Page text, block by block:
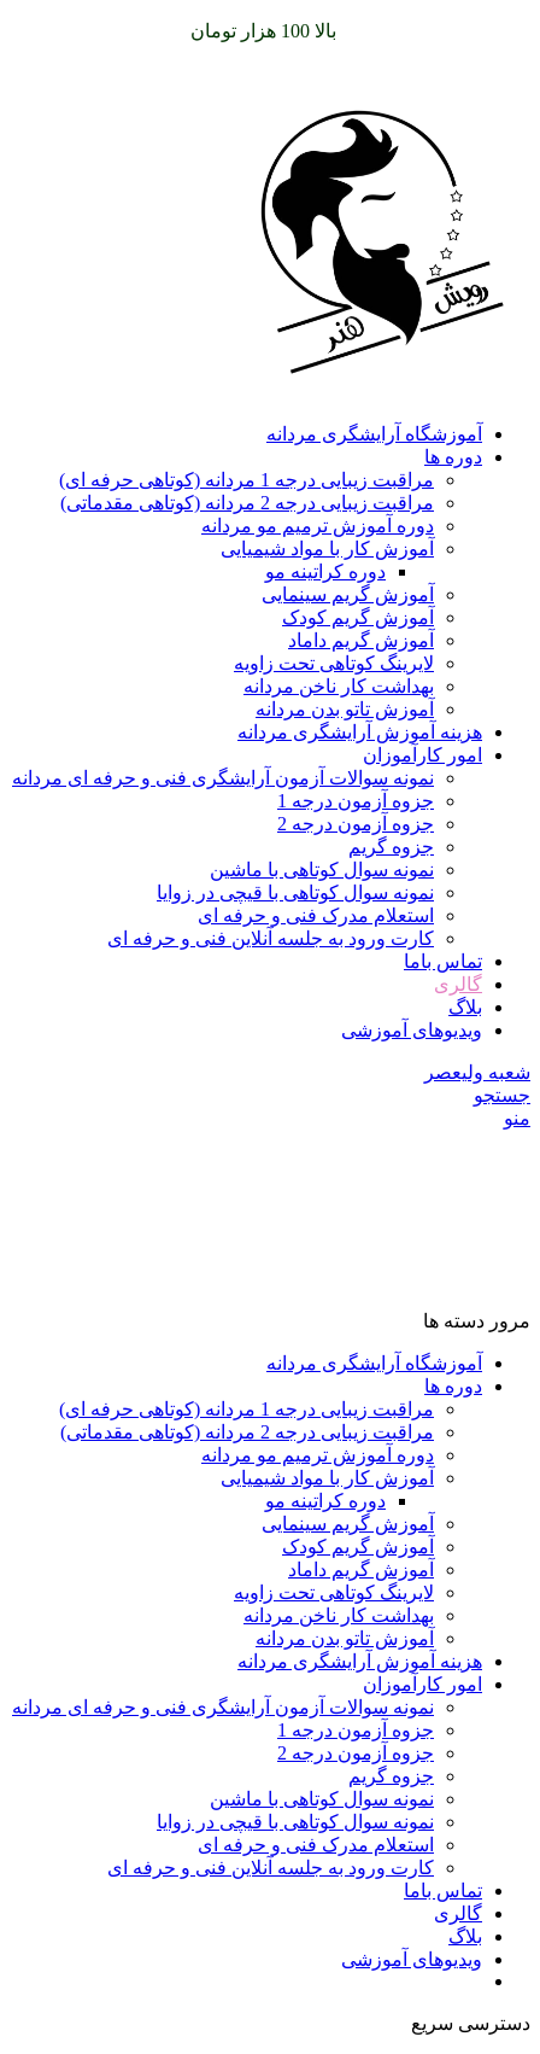
بالا 100 هزار تومان
آموزشگاه آرایشگری مردانه
دوره ها
مراقبت زیبایی درجه 1 مردانه (کوتاهی حرفه ای)
مراقبت زیبایی درجه 2 مردانه (کوتاهی مقدماتی)
دوره آموزش ترمیم مو مردانه
آموزش کار با مواد شیمیایی
دوره کراتینه مو
آموزش گریم سینمایی
آموزش گریم کودک
آموزش گریم داماد
لایرینگ کوتاهی تحت زاویه
بهداشت کار ناخن مردانه
آموزش تاتو بدن مردانه
هزینه آموزش آرایشگری مردانه
امور کارآموزان
نمونه سوالات آزمون آرایشگری فنی و حرفه ای مردانه
جزوه آزمون درجه 1
جزوه آزمون درجه 2
جزوه گریم
نمونه سوال کوتاهی با ماشین
نمونه سوال کوتاهی با قیچی در زوایا
استعلام مدرک فنی و حرفه ای
کارت ورود به جلسه آنلاین فنی و حرفه ای
تماس باما
گالری
بلاگ
ویدیوهای آموزشی
شعبه ولیعصر
جستجو
منو
مرور دسته ها
آموزشگاه آرایشگری مردانه
دوره ها
مراقبت زیبایی درجه 1 مردانه (کوتاهی حرفه ای)
مراقبت زیبایی درجه 2 مردانه (کوتاهی مقدماتی)
دوره آموزش ترمیم مو مردانه
آموزش کار با مواد شیمیایی
دوره کراتینه مو
آموزش گریم سینمایی
آموزش گریم کودک
آموزش گریم داماد
لایرینگ کوتاهی تحت زاویه
بهداشت کار ناخن مردانه
آموزش تاتو بدن مردانه
هزینه آموزش آرایشگری مردانه
امور کارآموزان
نمونه سوالات آزمون آرایشگری فنی و حرفه ای مردانه
جزوه آزمون درجه 1
جزوه آزمون درجه 2
جزوه گریم
نمونه سوال کوتاهی با ماشین
نمونه سوال کوتاهی با قیچی در زوایا
استعلام مدرک فنی و حرفه ای
کارت ورود به جلسه آنلاین فنی و حرفه ای
تماس باما
گالری
بلاگ
ویدیوهای آموزشی
دسترسی سریع